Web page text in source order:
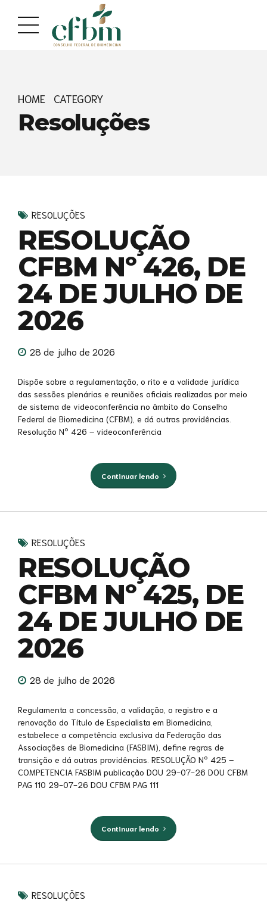
conteúdo
navegação
HOME CATEGORY
Resoluções
RESOLUÇÕES
RESOLUÇÃO
CFBM Nº 426, DE
24 DE JULHO DE
2026
28 de julho de 2026
Dispõe sobre a regulamentação, o rito e a validade jurídica
das sessões plenárias e reuniões oficiais realizadas por meio
de sistema de videoconferência no âmbito do Conselho
Federal de Biomedicina (CFBM), e dá outras providências.
Resolução Nº 426 – videoconferência
Continuar lendo
RESOLUÇÕES
RESOLUÇÃO
CFBM Nº 425, DE
24 DE JULHO DE
2026
28 de julho de 2026
Regulamenta a concessão, a validação, o registro e a
renovação do Título de Especialista em Biomedicina,
estabelece a competência exclusiva da Federação das
Associações de Biomedicina (FASBIM), define regras de
transição e dá outras providências. RESOLUÇÃO Nº 425 –
COMPETENCIA FASBIM publicação DOU 29-07-26 DOU CFBM
PAG 110 29-07-26 DOU CFBM PAG 111
Continuar lendo
RESOLUÇÕES